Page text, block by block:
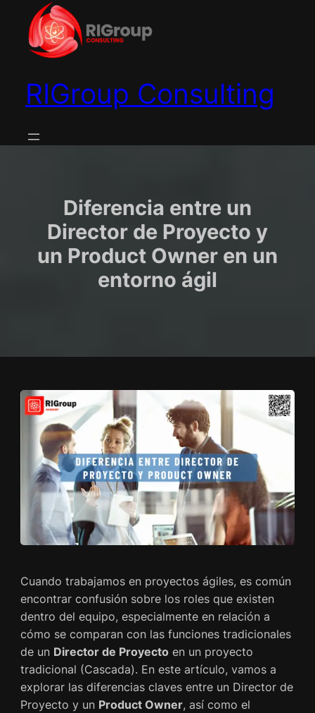
contenido
RIGroup Consulting
Diferencia entre un
Director de Proyecto y
un Product Owner en un
entorno ágil
Cuando trabajamos en proyectos ágiles, es común
encontrar confusión sobre los roles que existen
dentro del equipo, especialmente en relación a
cómo se comparan con las funciones tradicionales
de un Director de Proyectoen un proyecto
tradicional (Cascada). En este artículo, vamos a
explorar las diferencias claves entre un Director de
Proyecto y un Product Owner, así como el